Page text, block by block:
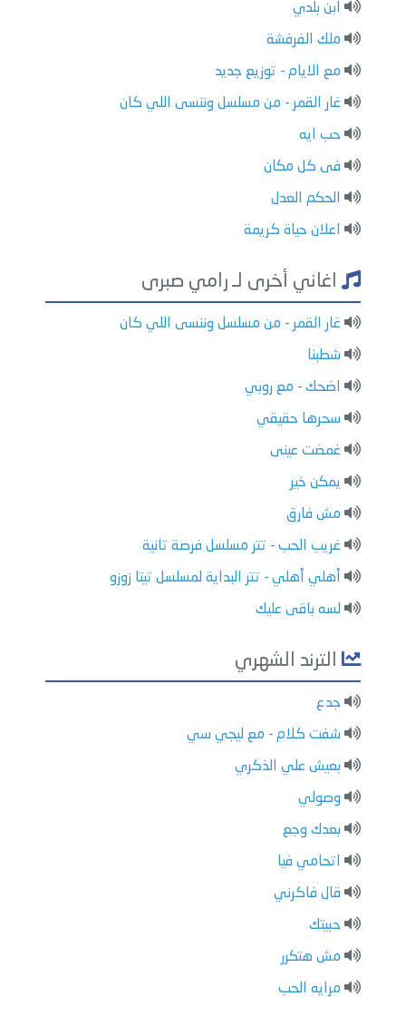
ابن بلدي
ملك الفرفشة
مع الايام - توزيع جديد
غار القمر - من مسلسل وننسى اللي كان
حب ايه
فى كل مكان
الحكم العدل
اعلان حياة كريمة
اغاني أخرى لـ رامي صبرى
غار القمر - من مسلسل وننسى اللي كان
شطبنا
اضحك - مع روبي
سحرها حقيقي
غمضت عينى
يمكن خير
مش فارق
غريب الحب - تتر مسلسل فرصة تانية
أهلي أهلي - تتر البداية لمسلسل تيتا زوزو
لسه باقى عليك
الترند الشهري
جدع
شفت كلام - مع ليجي سي
بعيش علي الذكري
وصولي
بعدك وجع
اتحامي فيا
قال فاكرني
حبيتك
مش هتكرر
مرايه الحب